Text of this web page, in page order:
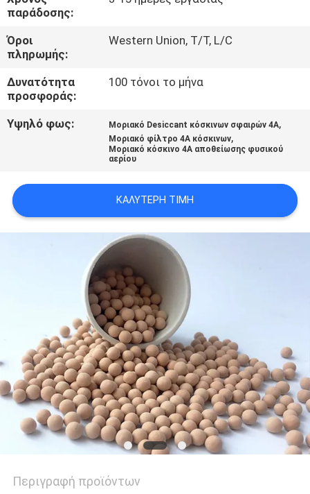
ΈΛΕΓΧΟΣ
ΕΠΙΚΟΙΝΩΝΉΣΤΕ
ΜΑΖΊ
ΜΑΣ
ΥΠΟΘΈΣΕΙΣ
ΖΗΤΉΣΤΕ
ΠΡΟΣΦΟΡΆ
SITEMAP
PRIVACY
POLICY
παράδοσης:
Όροι
πληρωμής:
Western Union, T/T, L/C
Δυνατότητα
προσφοράς:
100 τόνοι το μήνα
Υψηλό φως: Μοριακό Desiccant κόσκινων σφαιρών 4A,
Μοριακό φίλτρο 4A κόσκινων,
Μοριακό κόσκινο 4A αποθείωσης φυσικού
αερίου
ΚΑΛΎΤΕΡΗ ΤΙΜΉ
Περιγραφή προϊόντων